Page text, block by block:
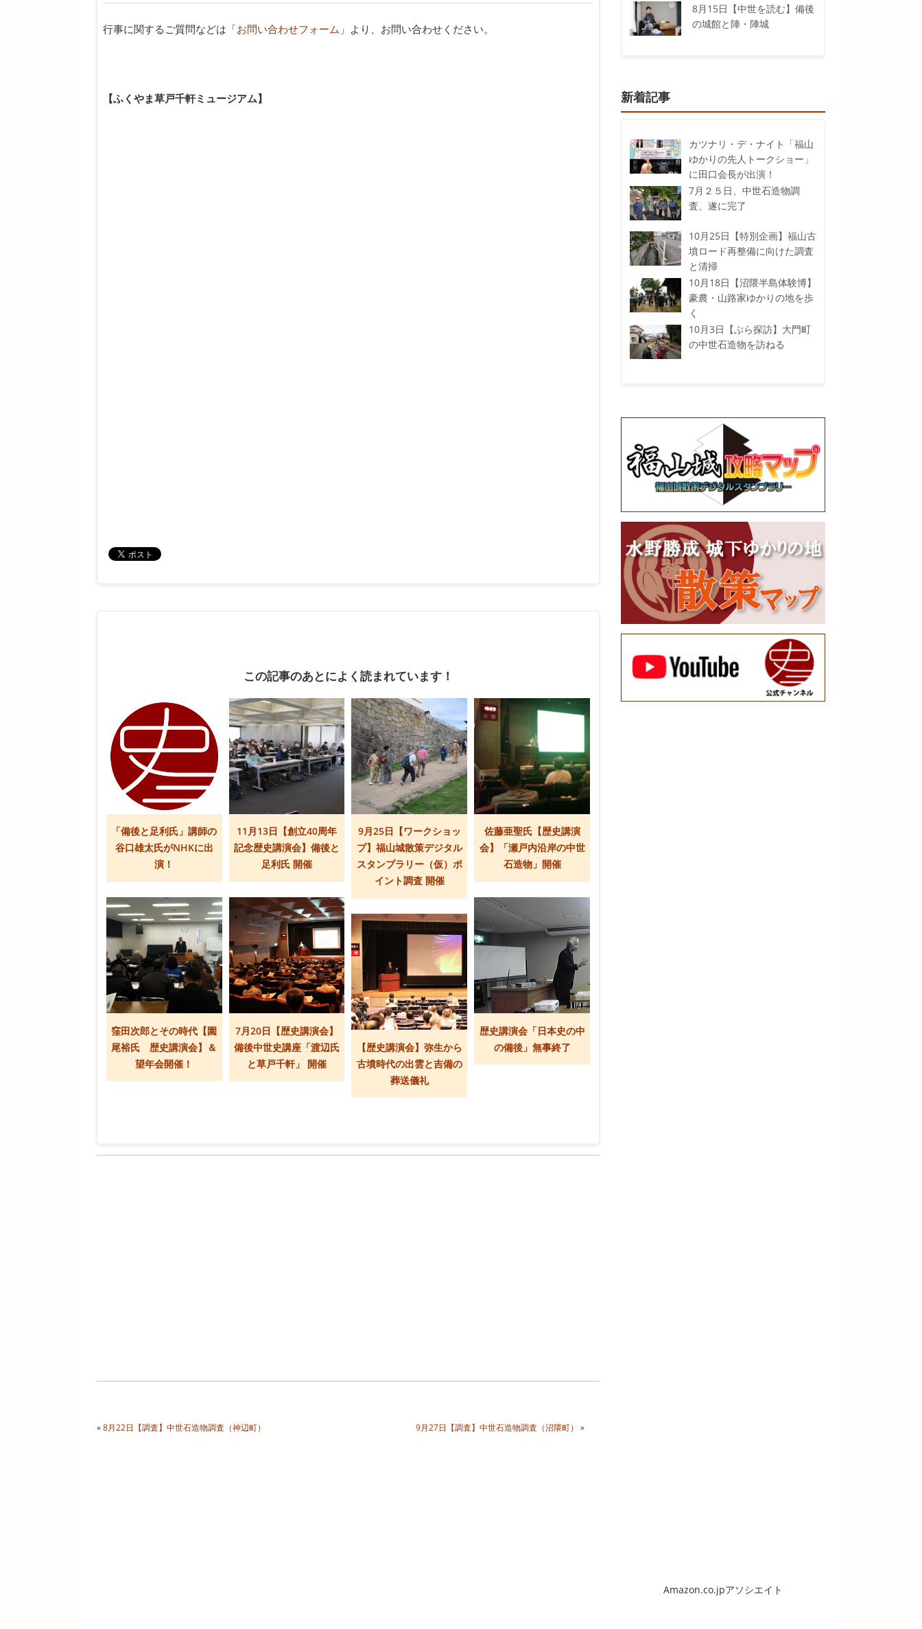
行事に関するご質問などは「お問い合わせフォーム 」より、お問い合わせください。
【ふくやま草戸千軒ミュージアム】
この記事のあとによく読まれています！
「備後と足利氏」講師の
谷口雄太氏がNHKに出
演！
11月13日【創立40周年
記念歴史講演会】備後と
足利氏 開催
9月25日【ワークショッ
プ】福山城散策デジタル
スタンプラリー（仮）ポ
イント調査 開催
佐藤亜聖氏【歴史講演
会】「瀬戸内沿岸の中世
石造物」開催
窪田次郎とその時代【園
尾裕氏 歴史講演会】＆
望年会開催！
7月20日【歴史講演会】
備後中世史講座「渡辺氏
と草戸千軒」 開催
歴史講演会「日本史の中
の備後」無事終了
【歴史講演会】弥生から
古墳時代の出雲と吉備の
葬送儀礼
«8月22日【調査】中世石造物調査（神辺町） 9月27日【調査】中世石造物調査（沼隈町） »
8月15日【中世を読む】備後
の城館と陣・陣城
新着記事
カツナリ・デ・ナイト「福山
ゆかりの先人トークショー」
に田口会長が出演！
7月２５日、中世石造物調
査、遂に完了
10月25日【特別企画】福山古
墳ロード再整備に向けた調査
と清掃
10月18日【沼隈半島体験博】
豪農・山路家ゆかりの地を歩
く
10月3日【ぶら探訪】大門町
の中世石造物を訪ねる
Amazon.co.jpアソシエイト